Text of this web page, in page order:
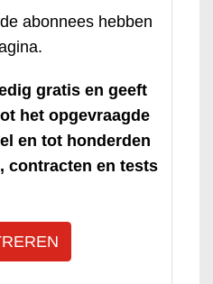
abonnees hebben
gratis en geeft
het opgevraagde
en tot honderden
contracten en tests